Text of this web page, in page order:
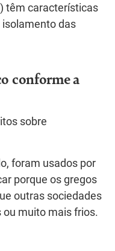
têm características
isolamento das
conforme a
sobre
foram usados por
porque os gregos
outras sociedades
muito mais frios.